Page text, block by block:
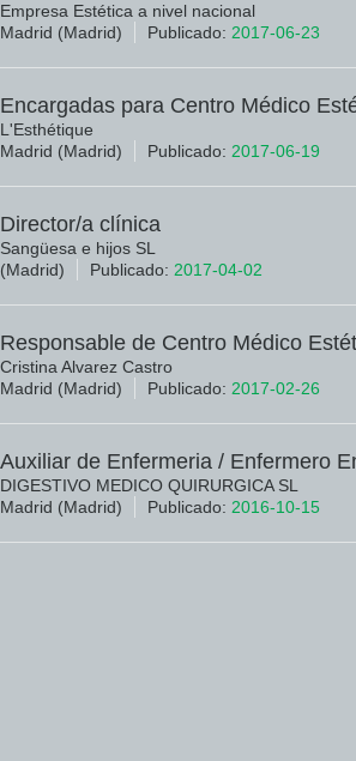
Empresa Estética a nivel nacional
Madrid (Madrid)
Publicado: 2017-06-23
Encargadas para Centro Médico
L'Esthétique
Madrid (Madrid)
Publicado: 2017-06-19
Director/a clínica
Sangüesa e hijos SL
(Madrid)
Publicado: 2017-04-02
Responsable de Centro Médico
Cristina Alvarez Castro
Madrid (Madrid)
Publicado: 2017-02-26
Auxiliar de Enfermeria / Enfermero
DIGESTIVO MEDICO QUIRURGICA SL
Madrid (Madrid)
Publicado: 2016-10-15